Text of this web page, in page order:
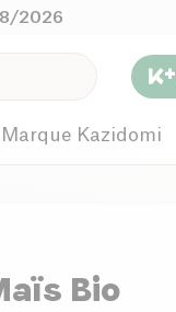
2026
Marque Kazidomi
Bio